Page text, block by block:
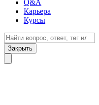
Q&A
Карьера
Курсы
Закрыть